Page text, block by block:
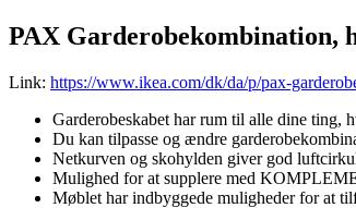
PAX Garderobekombination,
Link: https://www.ikea.com/dk/da/p/pax-
Garderobeskabet har rum til alle dine ting,
Du kan tilpasse og ændre
Netkurven og skohylden giver god
Mulighed for at supplere med
Møblet har indbyggede muligheder for at